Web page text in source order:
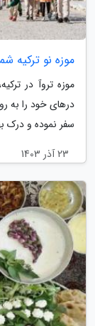
موزه نو ترکیه
درهای خود را به
سفر نموده و درک
23 آذر 1403